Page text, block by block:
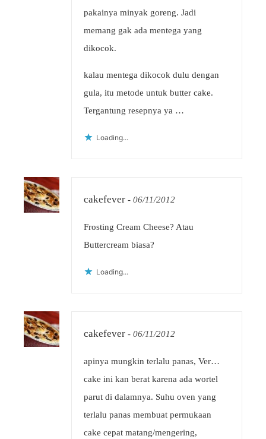
pakainya minyak goreng. Jadi
memang gak ada mentega yang
dikocok.
kalau mentega dikocok dulu dengan
gula, itu metode untuk butter cake.
Tergantung resepnya ya …
Loading...
cakefever - 06/11/2012
Frosting Cream Cheese? Atau
Buttercream biasa?
Loading...
cakefever - 06/11/2012
apinya mungkin terlalu panas, Ver…
cake ini kan berat karena ada wortel
parut di dalamnya. Suhu oven yang
terlalu panas membuat permukaan
cake cepat matang/mengering,